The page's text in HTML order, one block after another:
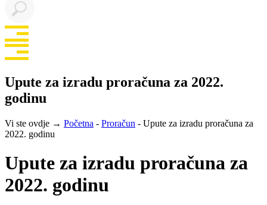
Upute za izradu proračuna za 2022.
godinu
Vi ste ovdje → Početna - Proračun - Upute za izradu proračuna za
2022. godinu
Upute za izradu proračuna za
2022. godinu